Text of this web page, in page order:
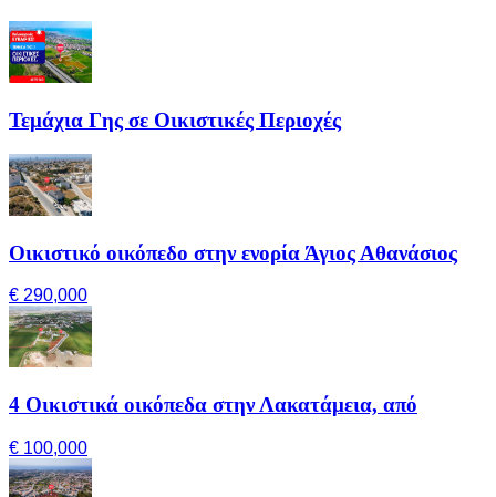
Τεμάχια Γης σε Οικιστικές Περιοχές
Οικιστικό οικόπεδο στην ενορία Άγιος Αθανάσιος
€ 290,000
4 Οικιστικά οικόπεδα στην Λακατάμεια, από
€ 100,000